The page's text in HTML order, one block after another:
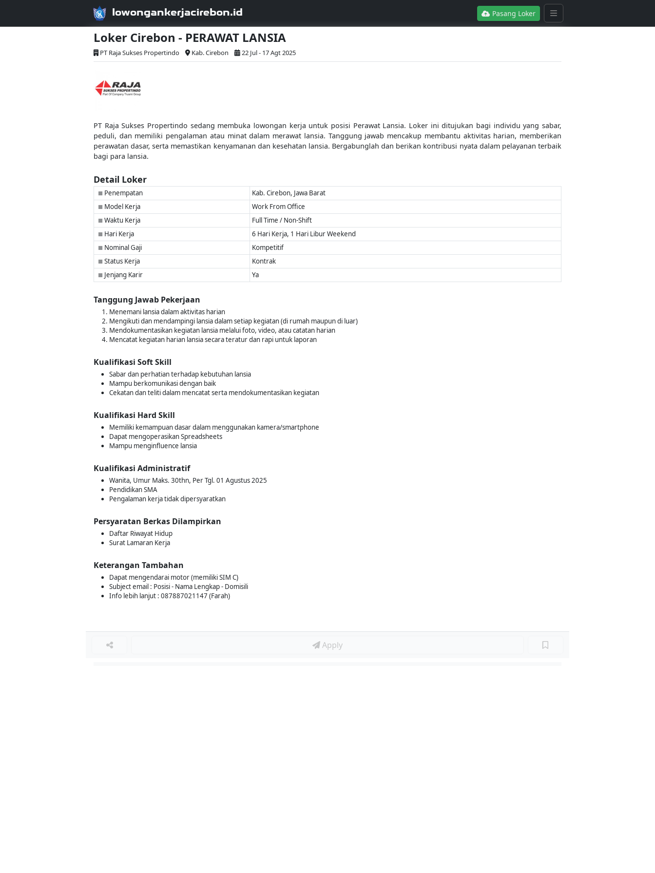
lowongankerjacirebon.id Pasang Loker
Loker Cirebon - PERAWAT LANSIA
PT Raja Sukses Propertindo Kab. Cirebon 22 Jul - 17 Agt 2025
PT Raja Sukses Propertindo sedang membuka lowongan kerja untuk posisi Perawat Lansia. Loker ini ditujukan bagi individu yang sabar,
peduli, dan memiliki pengalaman atau minat dalam merawat lansia. Tanggung jawab mencakup membantu aktivitas harian, memberikan
perawatan dasar, serta memastikan kenyamanan dan kesehatan lansia. Bergabunglah dan berikan kontribusi nyata dalam pelayanan terbaik
bagi para lansia.
Detail Loker
■ Penempatan Kab. Cirebon, Jawa Barat
■ Model Kerja Work From Office
■ Waktu Kerja Full Time / Non-Shift
■ Hari Kerja 6 Hari Kerja, 1 Hari Libur Weekend
■ Nominal Gaji Kompetitif
■ Status Kerja Kontrak
■ Jenjang Karir Ya
Tanggung Jawab Pekerjaan
Menemani lansia dalam aktivitas harian
Mengikuti dan mendampingi lansia dalam setiap kegiatan (di rumah maupun di luar)
Mendokumentasikan kegiatan lansia melalui foto, video, atau catatan harian
Mencatat kegiatan harian lansia secara teratur dan rapi untuk laporan
Kualifikasi Soft Skill
Sabar dan perhatian terhadap kebutuhan lansia
Mampu berkomunikasi dengan baik
Cekatan dan teliti dalam mencatat serta mendokumentasikan kegiatan
Kualifikasi Hard Skill
Memiliki kemampuan dasar dalam menggunakan kamera/smartphone
Dapat mengoperasikan Spreadsheets
Mampu menginfluence lansia
Kualifikasi Administratif
Wanita, Umur Maks. 30thn, Per Tgl. 01 Agustus 2025
Pendidikan SMA
Pengalaman kerja tidak dipersyaratkan
Persyaratan Berkas Dilampirkan
Daftar Riwayat Hidup
Surat Lamaran Kerja
Keterangan Tambahan
Dapat mengendarai motor (memiliki SIM C)
Subject email : Posisi - Nama Lengkap - Domisili
Info lebih lanjut : 087887021147 (Farah)
Apply